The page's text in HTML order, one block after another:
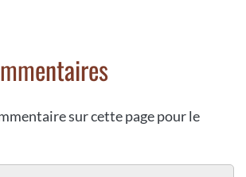
sur cette page pour le